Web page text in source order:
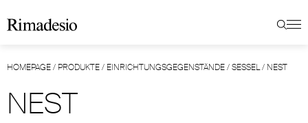
HOMEPAGE/ PRODUKTE/ EINRICHTUNGSGEGENSTÄNDE/SESSEL/ NEST
NEST